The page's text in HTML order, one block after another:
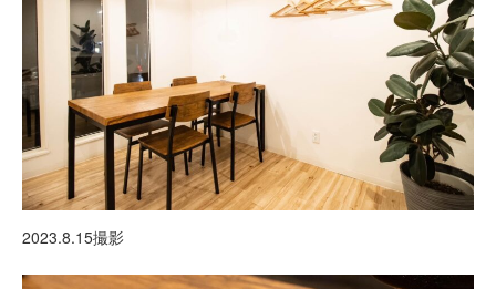
2023.8.15撮影